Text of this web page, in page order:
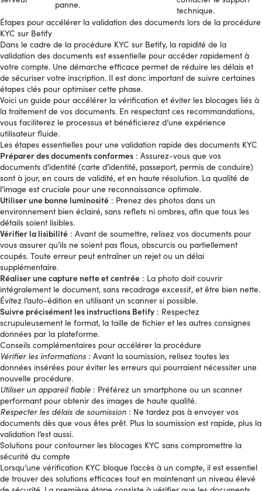
panne.
technique.
Étapes pour accélérer la validation des documents lors de la procédure
KYC sur Betify
Dans le cadre de la procédure KYC sur Betify, la rapidité de la
validation des documents est essentielle pour accéder rapidement à
votre compte. Une démarche efficace permet de réduire les délais et
de sécuriser votre inscription. Il est donc important de suivre certaines
étapes clés pour optimiser cette phase.
Voici un guide pour accélérer la vérification et éviter les blocages liés à
la traitement de vos documents. En respectant ces recommandations,
vous faciliterez le processus et bénéficierez d’une expérience
utilisateur fluide.
Les étapes essentielles pour une validation rapide des documents KYC
Préparer des documents conformes : Assurez-vous que vos
documents d’identité (carte d’identité, passeport, permis de conduire)
sont à jour, en cours de validité, et en haute résolution. La qualité de
l’image est cruciale pour une reconnaissance optimale.
Utiliser une bonne luminosité : Prenez des photos dans un
environnement bien éclairé, sans reflets ni ombres, afin que tous les
détails soient lisibles.
Vérifier la lisibilité : Avant de soumettre, relisez vos documents pour
vous assurer qu’ils ne soient pas flous, obscurcis ou partiellement
coupés. Toute erreur peut entraîner un rejet ou un délai
supplémentaire.
Réaliser une capture nette et centrée : La photo doit couvrir
intégralement le document, sans recadrage excessif, et être bien nette.
Évitez l’auto-édition en utilisant un scanner si possible.
Suivre précisément les instructions Betify : Respectez
scrupuleusement le format, la taille de fichier et les autres consignes
données par la plateforme.
Conseils complémentaires pour accélérer la procédure
Vérifier les informations : Avant la soumission, relisez toutes les
données insérées pour éviter les erreurs qui pourraient nécessiter une
nouvelle procédure.
Utiliser un appareil fiable : Préférez un smartphone ou un scanner
performant pour obtenir des images de haute qualité.
Respecter les délais de soumission : Ne tardez pas à envoyer vos
documents dès que vous êtes prêt. Plus la soumission est rapide, plus la
validation l’est aussi.
Solutions pour contourner les blocages KYC sans compromettre la
sécurité du compte
Lorsqu’une vérification KYC bloque l’accès à un compte, il est essentiel
de trouver des solutions efficaces tout en maintenant un niveau élevé